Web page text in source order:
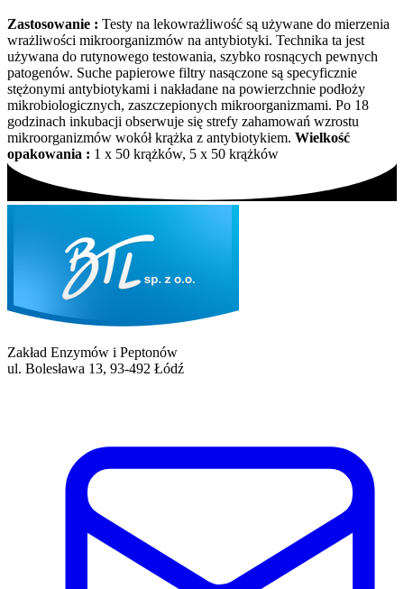
Zastosowanie : Testy na lekowrażliwość są używane do mierzenia
wrażliwości mikroorganizmów na antybiotyki. Technika ta jest
używana do rutynowego testowania, szybko rosnących pewnych
patogenów. Suche papierowe filtry nasączone są specyficznie
stężonymi antybiotykami i nakładane na powierzchnie podłoży
mikrobiologicznych, zaszczepionych mikroorganizmami. Po 18
godzinach inkubacji obserwuje się strefy zahamowań wzrostu
mikroorganizmów wokół krążka z antybiotykiem. Wielkość
opakowania : 1 x 50 krążków, 5 x 50 krążków
Zakład Enzymów i Peptonów
ul. Bolesława 13, 93-492 Łódź